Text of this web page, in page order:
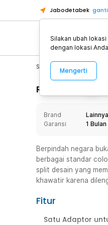
Jabodetabek ganti
Smartphone & Tablet
Rincian Produk
Brand
Lainnya
Garansi
1
Berpindah negara
berbagai standar
split desain yang
khawatir karena
Fitur
Satu Adaptor
Silakan ubah
dengan lokasi
Mengerti